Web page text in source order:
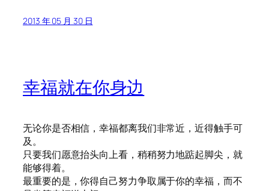
2013 年 05 月 30 日
幸福就在你身边
无论你是否相信，幸福都离我们非常近，近得触手可
及。
只要我们愿意抬头向上看，稍稍努力地踮起脚尖，就
能够得着。
最重要的是，你得自己努力争取属于你的幸福，而不